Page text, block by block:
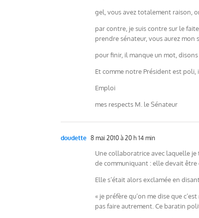
gel, vous avez totalement raison,
par contre, je suis contre sur le
prendre sénateur, vous aurez mon
pour finir, il manque un mot,
Et comme notre Président est poli,
Emploi
mes respects M. le Sénateur
doudette 8 mai 2010 à 20 h 14 min
Une collaboratrice avec laquelle je
de communiquant : elle devait être
Elle s’était alors exclamée en
« je préfère qu’on me dise que
pas faire autrement. Ce baratin